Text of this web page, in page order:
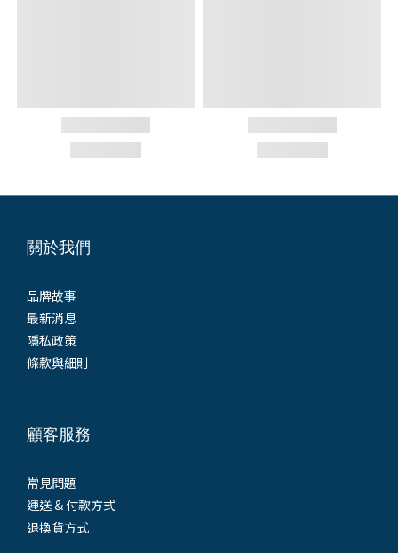
關於我們
品牌故事
最新消息
隱私政策
條款與細則
顧客服務
常見問題
運送 & 付款方式
退換貨方式